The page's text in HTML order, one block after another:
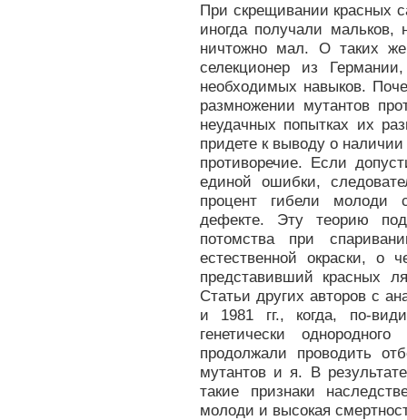
При скрещивании красных
иногда получали
ничтожно мал. О таких же
селекционер из
необходимых навыков.
размножении мутантов
неудачных попытках их
придете к выводу о
противоречие. Если
единой ошибки,
процент гибели молоди
дефекте. Эту теорию
потомства при
естественной окраски,
представивший красных
Статьи других авторов с
и 1981 гг., когда, по-
генетически
продолжали проводить
мутантов и я. В
такие признаки
молоди и высокая